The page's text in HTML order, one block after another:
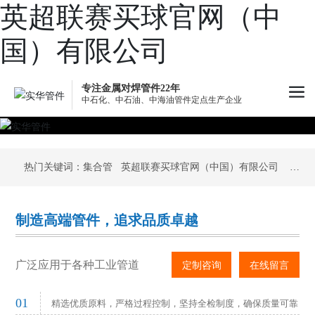
英超联赛买球官网（中
国）有限公司
专注金属对焊管件22年
中石化、中石油、中海油管件定点生产企业
热门关键词：集合管 英超联赛买球官网（中国）有限公司 高
制造高端管件，追求品质卓越
广泛应用于各种工业管道 定制咨询 在线留言
01 精选优质原料，严格过程控制，坚持全检制度，确保质量可靠